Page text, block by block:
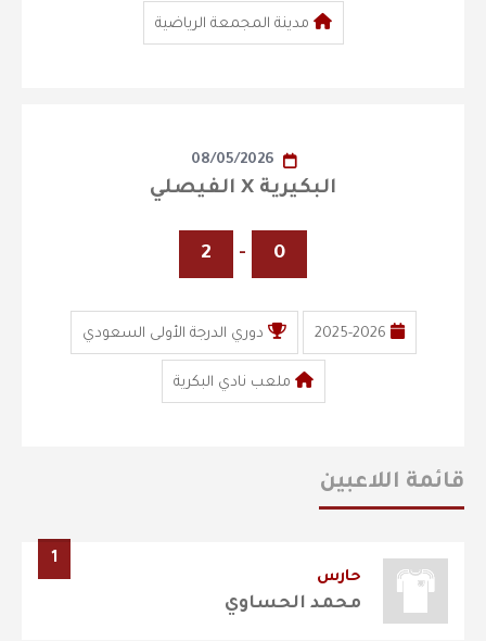
مدينة المجمعة الرياضية
08/05/2026
البكيرية X الفيصلي
0
-
2
2025-2026 دوري الدرجة الأولى السعودي
ملعب نادي البكرية
قائمة اللاعبين
1
حارس
محمد الحساوي